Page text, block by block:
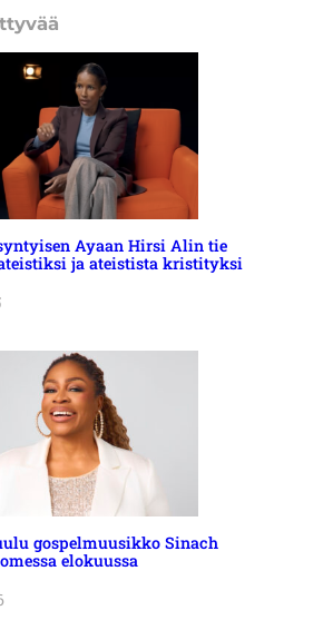
Ayaan Hirsi Alin tie
ja ateistista kristityksi
gospelmuusikko Sinach
elokuussa